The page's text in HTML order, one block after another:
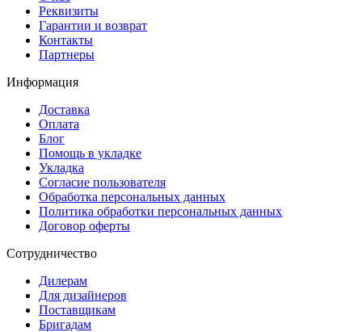
Реквизиты
Гарантии и возврат
Контакты
Партнеры
Информация
Доставка
Оплата
Блог
Помощь в укладке
Укладка
Согласие пользователя
Обработка персональных данных
Политика обработки персональных данных
Договор оферты
Сотрудничество
Дилерам
Для дизайнеров
Поставщикам
Бригадам